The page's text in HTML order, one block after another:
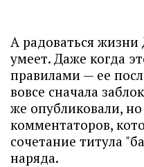
А радоваться
умеет. Даже когда
правилами — ее
вовсе сначала
же опубликовали,
комментаторов,
сочетание титула
наряда.